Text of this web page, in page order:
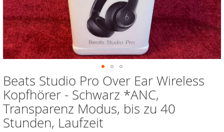
Beats Studio Pro Over Ear Wireless
Kopfhörer - Schwarz *ANC,
Transparenz Modus, bis zu 40
Stunden, Laufzeit
Zum
Anfang
der
Bildergalerie
springen